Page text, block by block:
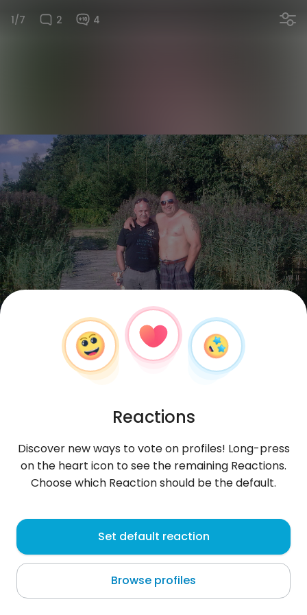
1/7 2 4
Wojciech , 58
Konin
kobiety bez towarzystwa mężczyzn więdną a
meżczyzni głupieją .
Reactions
Discover new ways to vote on profiles! Long-press
on the heart icon to see the remaining Reactions.
Choose which Reaction should be the default.
Set default reaction
Browse profiles